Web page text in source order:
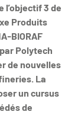
l’objectif 3 de
Produits
BIORAF
Polytech
de nouvelles
La
un cursus
de